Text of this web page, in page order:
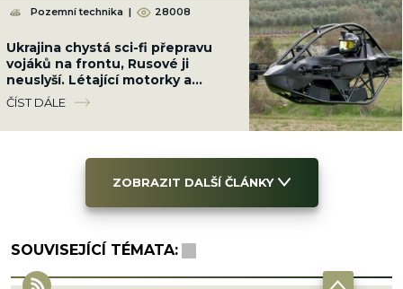
Pozemní technika | 28008
Ukrajina chystá sci-fi přepravu
vojáků na frontu, Rusové ji
neuslyší. Létající motorky a
„aerobuginy“ jsou za rohem
ČÍST DÁLE
ZOBRAZIT DALŠÍ ČLÁNKY
SOUVISEJÍCÍ TÉMATA: